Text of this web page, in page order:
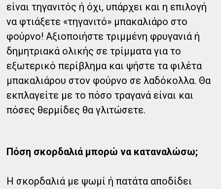
είναι τηγανιτός ή όχι, υπάρχει και η επιλογή
να φτιάξετε «τηγανιτό» μπακαλιάρο στο
φούρνο! Αξιοποιήστε τριμμένη φρυγανιά ή
δημητριακά ολικής σε τρίμματα για το
εξωτερικό περίβλημα και ψήστε τα φιλέτα
μπακαλιάρου στον φούρνο σε λαδόκολλα. Θα
εκπλαγείτε με το πόσο τραγανά είναι και
πόσες θερμίδες θα γλιτώσετε.
Πόση σκορδαλιά μπορώ να καταναλώσω;
Η σκορδαλιά με ψωμί ή πατάτα αποδίδει